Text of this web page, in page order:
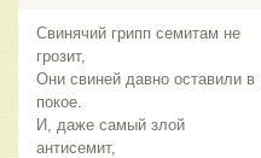
Свинячий грипп семитам не
грозит,
Они свиней давно оставили в
покое.
И, даже самый злой
антисемит,